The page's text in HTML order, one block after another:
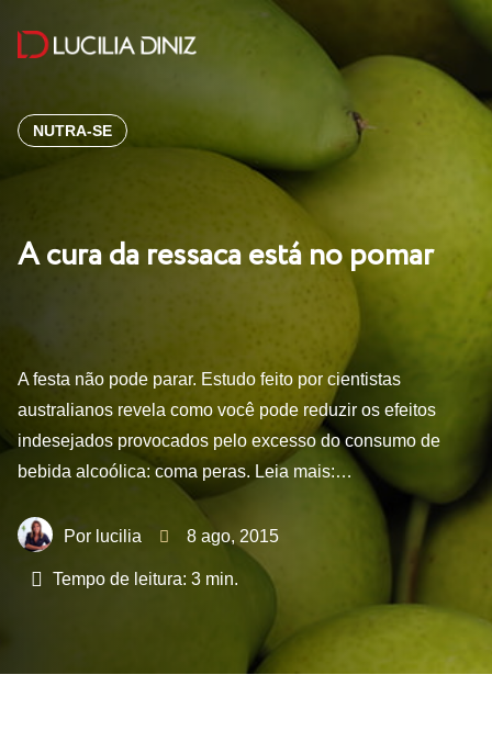
NUTRA-SE
A cura da ressaca está no pomar
A festa não pode parar. Estudo feito por cientistas
australianos revela como você pode reduzir os efeitos
indesejados provocados pelo excesso do consumo de
bebida alcoólica: coma peras. Leia mais:…
lucilia 8 ago, 2015
Tempo de leitura: 3 min.